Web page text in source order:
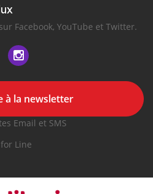
Facebook, YouTube et Twitter.
à la newsletter
Email et SMS
for Line